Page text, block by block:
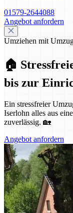
01579-2644088
Angebot anfordern
Umziehen mit
🏠
bis zur
Ein stressfreier
Iserlohn alles aus
zuverlässig. 🏡
Angebot anfordern